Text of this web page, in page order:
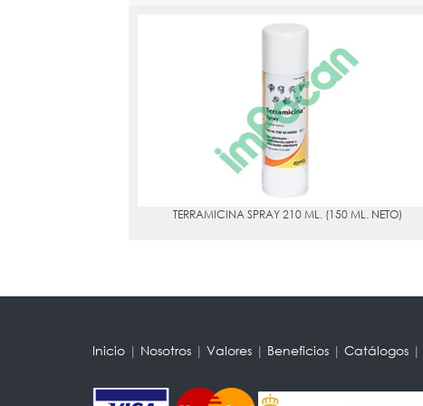
TERRAMICINA SPRAY 210 ML. (150 ML. NETO)
TERRAMICINA SPRAY 210 ML. (150 ML. NETO)
Inicio | Nosotros | Valores | Beneficios | Catálogos |